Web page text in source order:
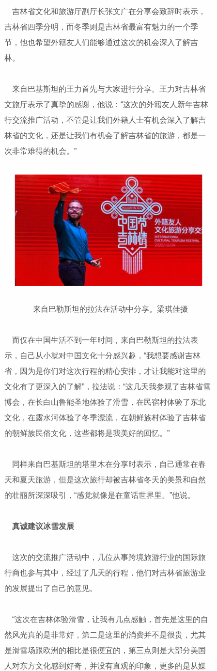
吉林省文化和旅游厅副厅长张文广在分享会致辞时表示，
吉林省四季分明，而冬季则是吉林省最富有魅力的一个季
节，他也希望外籍友人们能够通过这次的机会深入了解吉
林。
来自巴基斯坦的王力首先与大家进行分享。王力对吉林省
文旅厅表示了真挚的感谢，他说：“这次的外籍友人新年吉林
行交流推广活动，不管是让我们外籍人士有机会深入了解吉
林省的文化，还是让我们有机会了解吉林省的旅游，都是一
次非常难得的机会。”
来自巴勒斯坦的拉法在活动中分享。梁琪佳摄
而仅在中国生活不到一年时间，来自巴勒斯坦的拉法表
示，自己从小就对中国文化十分感兴趣，“我想要感谢吉林
省，因为是你们对这次行程的精心安排，才让我能对这里的
文化有了更深入的了解”，拉法说：“这几天我参观了吉林省雪
博会，在长白山鲁能圣地体验了滑雪，在民宿村体验了东北
文化，在露水河体验了冬季漂流，在朝鲜族村体验了吉林省
的朝鲜族民俗文化，这些都将是我美好的回忆。”
同样来自巴基斯坦的塔里木在分享时表示，自己通常在春
天和夏天旅游，但是这次旅行却被吉林省冬天的美景和自然
的壮丽所深深吸引，“感觉就像是在童话世界里。”他说。
真诚建议冰雪发展
这次的交流推广活动中，几位从事跨境旅游行业的国际旅
行商也参与其中，经过了几天的行程，他们对吉林省旅游业
的发展提出了自己的意见。
“这次在吉林体验滑雪，让我有几点感触，首先是这里的自
然风光真的是非常好，第二是这里的消费并不是很贵，尤其
是滑雪场跟欧洲的相比是很便宜的，第三点则是大部分美国
人对东方文化感到好奇，并没有直观的印象，更多的是从媒